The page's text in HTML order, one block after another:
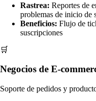
Rastrea: Reportes de
problemas de inicio de
Beneficios: Flujo de
suscripciones
🛒
Negocios de E-
Soporte de pedidos y